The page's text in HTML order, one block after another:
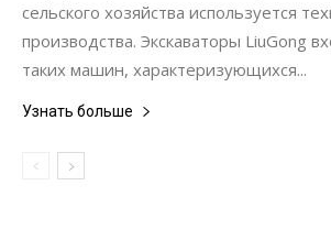
сельского хозяйства используется
производства. Экскаваторы LiuGong
таких машин, характеризующихся...
Узнать больше